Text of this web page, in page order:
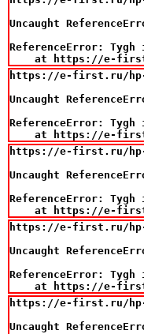
Uncaught
ReferenceError:
at https://e-
https://e-first.ru/hp-
Uncaught
ReferenceError:
at https://e-
https://e-first.ru/hp-
Uncaught
ReferenceError:
at https://e-
https://e-first.ru/hp-
Uncaught
ReferenceError:
at https://e-
https://e-first.ru/hp-
Uncaught